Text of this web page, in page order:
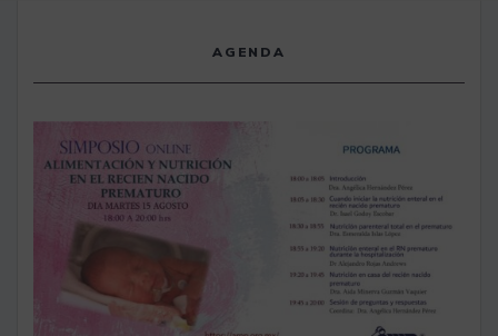
AGENDA